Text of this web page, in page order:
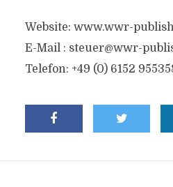
Website: www.wwr-
E-Mail : steuer@wwr-
Telefon: +49 (0) 6152